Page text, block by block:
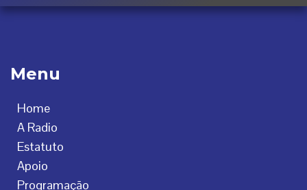
Menu
Home
A Radio
Estatuto
Apoio
Programação